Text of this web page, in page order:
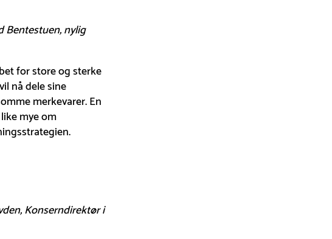
Bentestuen, nylig
for store og sterke
nå dele sine
merkevarer. En
mye om
Konserndirektør i